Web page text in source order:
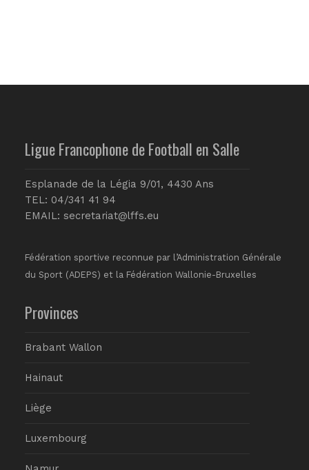
Ligue Francophone de Football en Salle
Esplanade de la Légia 9/01, 4430 Ans
TEL: 04/341 41 94
EMAIL: secretariat@lffs.eu
Fédération sportive reconnue par l’Administration Générale
du Sport (ADEPS) et la Fédération Wallonie-Bruxelles
Provinces
Brabant Wallon
Hainaut
Liège
Luxembourg